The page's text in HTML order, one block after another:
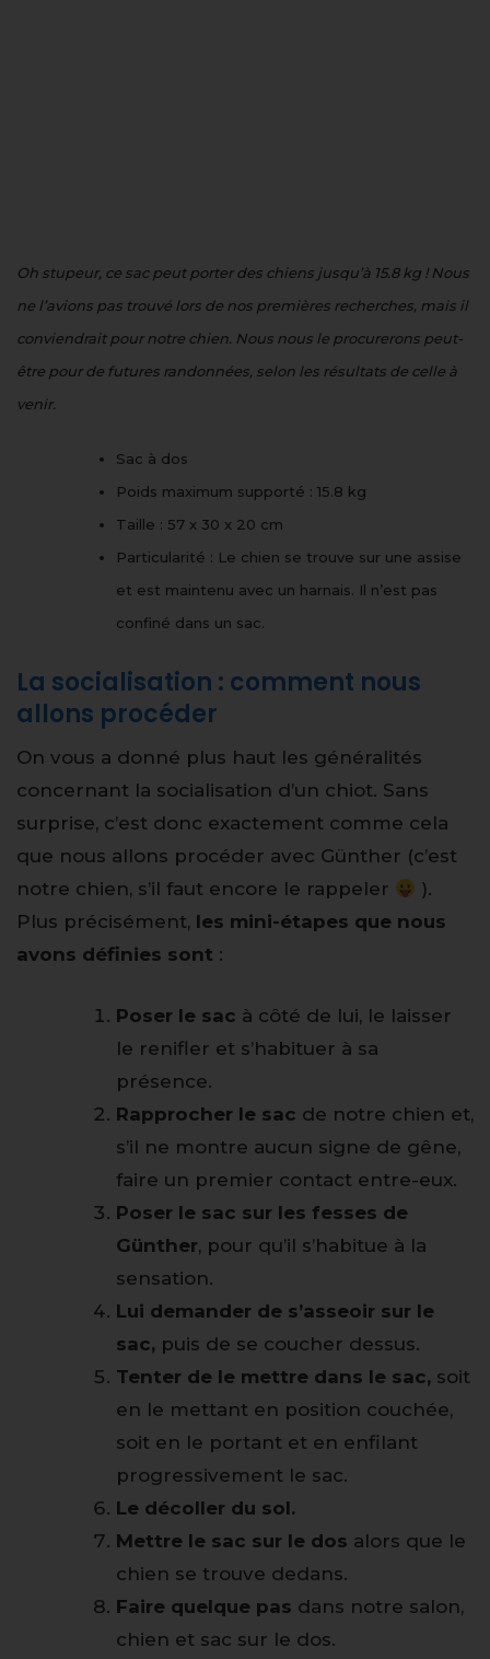
Oh stupeur, ce sac peut porter des chiens jusqu’à 15.8 kg ! Nous
ne l’avions pas trouvé lors de nos premières recherches, mais il
conviendrait pour notre chien. Nous nous le procurerons peut-
être pour de futures randonnées, selon les résultats de celle à
venir.
Sac à dos
Poids maximum supporté : 15.8 kg
Taille : 57 x 30 x 20 cm
Particularité : Le chien se trouve sur une assise
et est maintenu avec un harnais. Il n’est pas
confiné dans un sac.
La socialisation : comment nous
allons procéder
On vous a donné plus haut les généralités
concernant la socialisation d’un chiot. Sans
surprise, c’est donc exactement comme cela
que nous allons procéder avec Günther (c’est
notre chien, s’il faut encore le rappeler
).
Plus précisément, les mini-étapes que nous
avons définies sont :
Poser le sac à côté de lui, le laisser
le renifler et s’habituer à sa
présence.
Rapprocher le sac de notre chien et,
s’il ne montre aucun signe de gêne,
faire un premier contact entre-eux.
Poser le sac sur les fesses de
Günther, pour qu’il s’habitue à la
sensation.
Lui demander de s’asseoir sur le
sac, puis de se coucher dessus.
Tenter de le mettre dans le sac, soit
en le mettant en position couchée,
soit en le portant et en enfilant
progressivement le sac.
Le décoller du sol.
Mettre le sac sur le dos alors que le
chien se trouve dedans.
Faire quelque pas dans notre salon,
chien et sac sur le dos.